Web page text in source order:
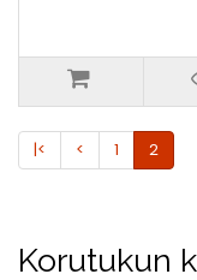
|< < 1
2
Korutukun